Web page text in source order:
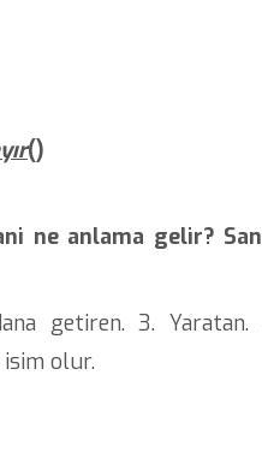
()
ne anlama gelir?
getiren. 3. Yaratan.
olur.